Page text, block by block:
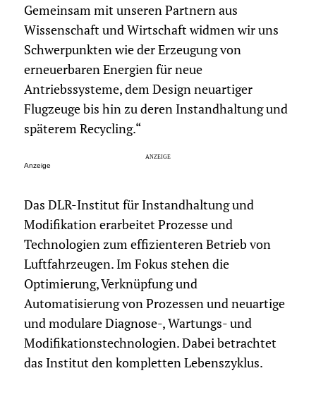
Gemeinsam mit unseren Partnern aus
Wissenschaft und Wirtschaft widmen wir uns
Schwerpunkten wie der Erzeugung von
erneuerbaren Energien für neue
Antriebssysteme, dem Design neuartiger
Flugzeuge bis hin zu deren Instandhaltung und
späterem Recycling.“
Anzeige
Das DLR-Institut für Instandhaltung und
Modifikation erarbeitet Prozesse und
Technologien zum effizienteren Betrieb von
Luftfahrzeugen. Im Fokus stehen die
Optimierung, Verknüpfung und
Automatisierung von Prozessen und neuartige
und modulare Diagnose-, Wartungs- und
Modifikationstechnologien. Dabei betrachtet
das Institut den kompletten Lebenszyklus.